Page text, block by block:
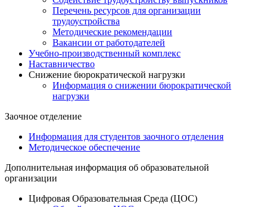
Перечень ресурсов для организации
трудоустройства
Методические рекомендации
Вакансии от работодателей
Учебно-производственный комплекс
Наставничество
Снижение бюрократической нагрузки
Информация о снижении бюрократической
нагрузки
Заочное отделение
Информация для студентов заочного отделения
Методическое обеспечение
Дополнительная информация об образовательной
организации
Цифровая Образовательная Среда (ЦОС)